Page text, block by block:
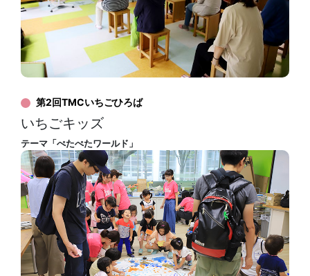
第2回TMCいちごひろば
いちごキッズ
テーマ「ぺたぺたワールド」